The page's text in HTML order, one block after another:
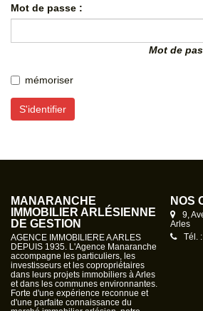
Mot de passe :
Mot de
mémoriser
S'identifier
MANARANCHE
IMMOBILIER ARLÉSIENNE
DE GESTION
AGENCE IMMOBILIERE A ARLES
DEPUIS 1935. L'Agence Manaranche
accompagne les particuliers, les
investisseurs et les copropriétaires
dans leurs projets immobiliers à Arles
et dans les communes environnantes.
Forte d'une expérience reconnue et
d'une parfaite connaissance du
NOS
9,
Arles
Tél.